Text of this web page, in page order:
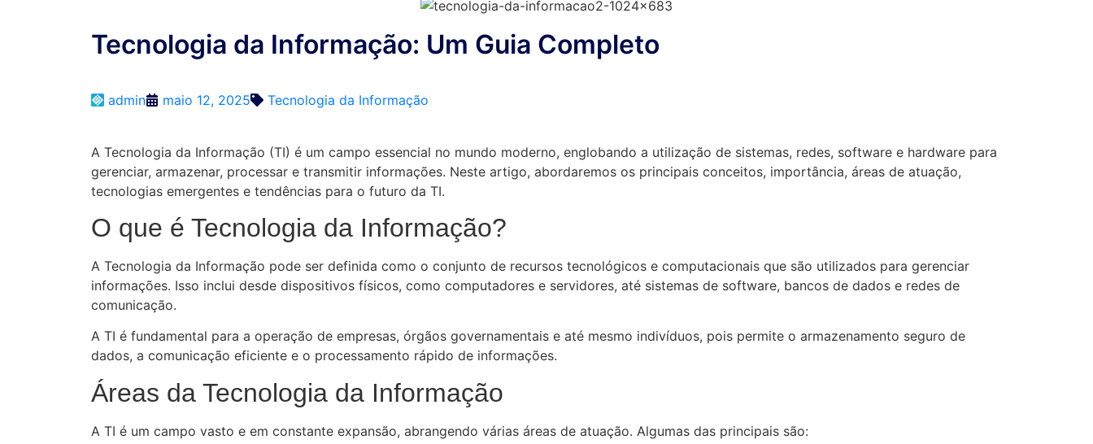
Tecnologia da Informação: Um Guia Completo
admin maio 12, 2025 Tecnologia da Informação
A Tecnologia da Informação (TI) é um campo essencial no mundo moderno, englobando a utilização de sistemas, redes, software e hardware para
gerenciar, armazenar, processar e transmitir informações. Neste artigo, abordaremos os principais conceitos, importância, áreas de atuação,
tecnologias emergentes e tendências para o futuro da TI.
O que é Tecnologia da Informação?
A Tecnologia da Informação pode ser definida como o conjunto de recursos tecnológicos e computacionais que são utilizados para gerenciar
informações. Isso inclui desde dispositivos físicos, como computadores e servidores, até sistemas de software, bancos de dados e redes de
comunicação.
A TI é fundamental para a operação de empresas, órgãos governamentais e até mesmo indivíduos, pois permite o armazenamento seguro de
dados, a comunicação eficiente e o processamento rápido de informações.
Áreas da Tecnologia da Informação
A TI é um campo vasto e em constante expansão, abrangendo várias áreas de atuação. Algumas das principais são: